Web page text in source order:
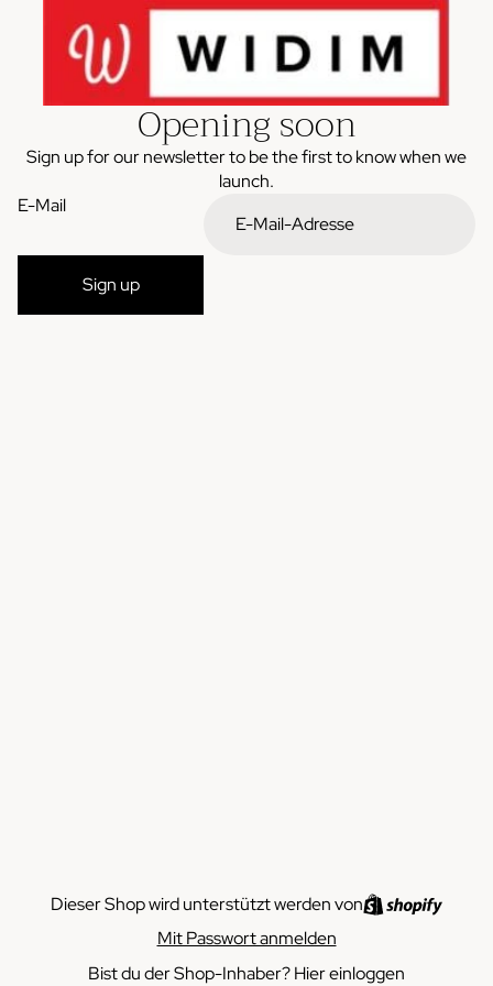
Opening soon
Sign up for our newsletter to be the first to know when we
launch.
E-Mail
Sign up
Dieser Shop wird unterstützt werden von
Mit Passwort anmelden
Bist du der Shop-Inhaber?Hier einloggen